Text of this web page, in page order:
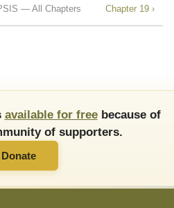
— All Chapters Chapter 19 ›
available for freebecause of
of supporters.
Donate